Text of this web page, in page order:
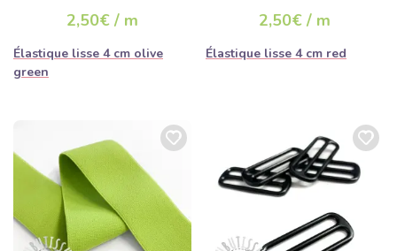
2,50€ / m
Élastique lisse 4 cm olive
green
2,50€ / m
Élastique lisse 4 cm red